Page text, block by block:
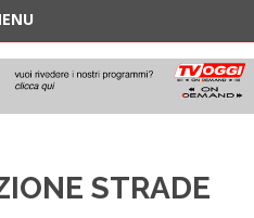
STRADE